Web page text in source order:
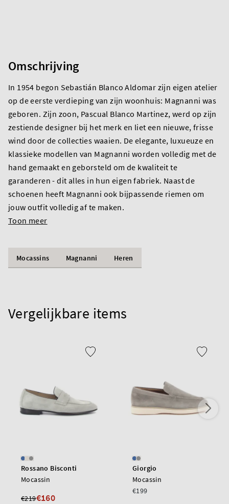
Omschrijving
In 1954 begon Sebastián Blanco Aldomar zijn eigen atelier
op de eerste verdieping van zijn woonhuis: Magnanni was
geboren. Zijn zoon, Pascual Blanco Martinez, werd op zijn
zestiende designer bij het merk en liet een nieuwe, frisse
wind door de collecties waaien. De elegante, luxueuze en
klassieke modellen van Magnanni worden volledig met de
hand gemaakt en geborsteld om de kwaliteit te
garanderen - dit alles in hun eigen fabriek. Naast de
schoenen heeft Magnanni ook bijpassende riemen om
jouw outfit volledig af te maken.
Toon meer
Mocassins Magnanni Heren
Vergelijkbare items
Rossano Bisconti
Mocassin
€219€160
Giorgio
Mocassin
€199